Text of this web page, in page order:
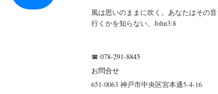
風は思いのままに吹く。あなたはその
行くかを知らない。John3:8
☎ 078-291-8845
お問合せ
651-0063 神戸市中央区宮本通5-4-16